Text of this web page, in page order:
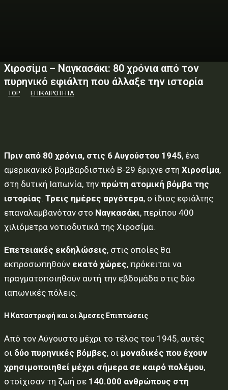
Χιροσίμα – Ναγκασάκι: 80 χρόνια από τον
πυρηνικό εφιάλτη που άλλαξε την ιστορία
TOP ΕΠΙΚΑΙΡΟΤΗΤΑ
Πριν από 80 χρόνια, στις 6 Αυγούστου 1945, ένα
αμερικανικό βομβαρδιστικό B-29 έριχνε στη Χιροσίμα,
στη δυτική Ιαπωνία, την πρώτη ατομική βόμβα της
ιστορίας. Τρεις ημέρες αργότερα, ο ίδιος εφιάλτης
επαναλαμβανόταν στο Ναγκασάκι, περίπου 400
χιλιόμετρα νοτιοδυτικά της Χιροσίμα.
Επετειακές εκδηλώσεις, στις οποίες θα
εκπροσωπηθούν εκατό χώρες, πρόκειται να
πραγματοποιηθούν αυτή την εβδομάδα στις δύο
ιαπωνικές πόλεις.
Η Καταστροφή και οι Άμεσες Επιπτώσεις
Από τον Αύγουστο μέχρι το τέλος του 1945, αυτές
οι δύο πυρηνικές βόμβες, οι μοναδικές που έχουν
χρησιμοποιηθεί μέχρι σήμερα σε καιρό πολέμου,
στοίχισαν τη ζωή σε 140.000 ανθρώπους στη